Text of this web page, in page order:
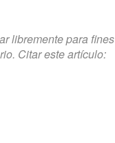
libremente para fines
Citar este artículo: